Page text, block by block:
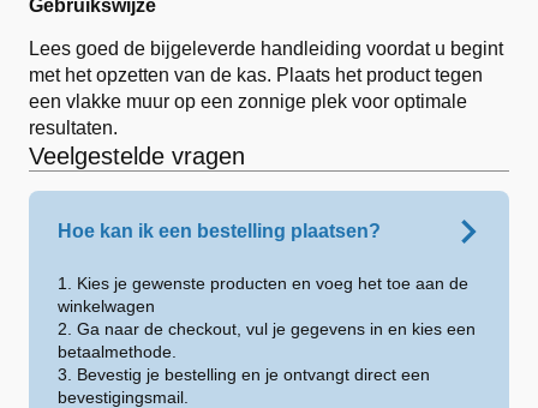
Gebruikswijze
Lees goed de bijgeleverde handleiding voordat u begint
met het opzetten van de kas. Plaats het product tegen
een vlakke muur op een zonnige plek voor optimale
resultaten.
Veelgestelde vragen
Hoe kan ik een bestelling plaatsen?
1. Kies je gewenste producten en voeg het toe aan de
winkelwagen
2. Ga naar de checkout, vul je gegevens in en kies een
betaalmethode.
3. Bevestig je bestelling en je ontvangt direct een
bevestigingsmail.